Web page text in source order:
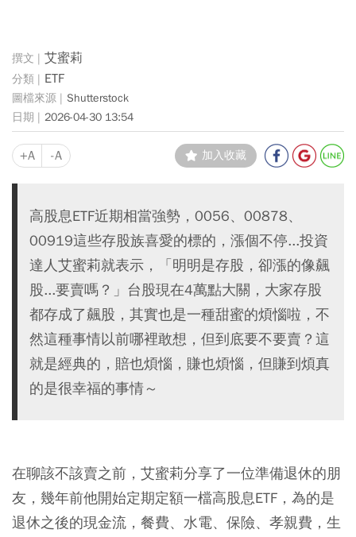
艾蜜莉
ETF
Shutterstock
2026-04-30 13:54
+A -A 加入收藏
高股息ETF近期相當強勢，0056、00878、
00919這些存股族喜愛的標的，漲個不停...投資
達人艾蜜莉就表示，「明明是存股，卻漲的像飆
股...要賣嗎？」台股現在4萬點大關，大家存股
都存成了飆股，其實也是一種甜蜜的煩惱啦，不
然這種事情以前哪裡敢想，但到底要不要賣？這
就是經典的，賠也煩惱，賺也煩惱，但賺到煩真
的是很幸福的事情～
在聊該不該賣之前，艾蜜莉分享了一位準備退休的朋
友，幾年前他開始定期定額一檔高股息ETF ，為的是
退休之後的現金流，餐費、水電、保險、孝親費，生